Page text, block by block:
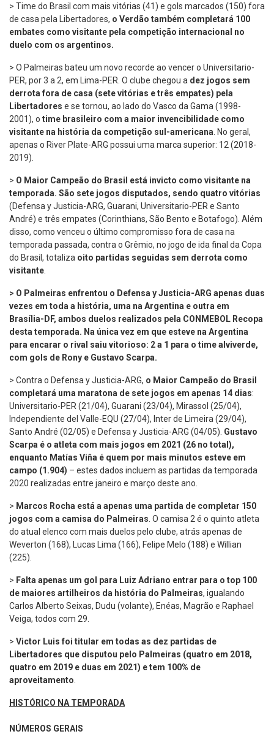
> Time do Brasil com mais vitórias (41) e gols marcados (150) fora
de casa pela Libertadores, o Verdão também completará 100
embates como visitante pela competição internacional no
duelo com os argentinos.
> O Palmeiras bateu um novo recorde ao vencer o Universitario-
PER, por 3 a 2, em Lima-PER. O clube chegou a dez jogos sem
derrota fora de casa (sete vitórias e três empates) pela
Libertadores e se tornou, ao lado do Vasco da Gama (1998-
2001), o time brasileiro com a maior invencibilidade como
visitante na história da competição sul-americana . No geral,
apenas o River Plate-ARG possui uma marca superior: 12 (2018-
2019).
> O Maior Campeão do Brasil está invicto como visitante na
temporada. São sete jogos disputados, sendo quatro vitórias
(Defensa y Justicia-ARG, Guarani, Universitario-PER e Santo
André) e três empates (Corinthians, São Bento e Botafogo). Além
disso, como venceu o último compromisso fora de casa na
temporada passada, contra o Grêmio, no jogo de ida final da Copa
do Brasil, totaliza oito partidas seguidas sem derrota como
visitante
> O Palmeiras enfrentou o Defensa y Justicia-ARG apenas duas
vezes em toda a história, uma na Argentina e outra em
Brasília-DF, ambos duelos realizados pela CONMEBOL Recopa
desta temporada. Na única vez em que esteve na Argentina
para encarar o rival saiu vitorioso: 2 a 1 para o time alviverde,
com gols de Rony e Gustavo Scarpa.
> Contra o Defensa y Justicia-ARG, o Maior Campeão do Brasil
completará uma maratona de sete jogos em apenas 14 dias:
Universitario-PER (21/04), Guarani (23/04), Mirassol (25/04),
Independiente del Valle-EQU (27/04), Inter de Limeira (29/04),
Santo André (02/05) e Defensa y Justicia-ARG (04/05). Gustavo
Scarpa é o atleta com mais jogos em 2021 (26 no total),
enquanto Matías Viña é quem por mais minutos esteve em
campo (1.904) – estes dados incluem as partidas da temporada
2020 realizadas entre janeiro e março deste ano.
> Marcos Rocha está a apenas uma partida de completar 150
jogos com a camisa do Palmeiras . O camisa 2 é o quinto atleta
do atual elenco com mais duelos pelo clube, atrás apenas de
Weverton (168), Lucas Lima (166), Felipe Melo (188) e Willian
(225).
> Falta apenas um gol para Luiz Adriano entrar para o top 100
de maiores artilheiros da história do Palmeiras, igualando
Carlos Alberto Seixas, Dudu (volante), Enéas, Magrão e Raphael
Veiga, todos com 29.
> Victor Luis foi titular em todas as dez partidas de
Libertadores que disputou pelo Palmeiras (quatro em 2018,
quatro em 2019 e duas em 2021) e tem 100% de
aproveitamento
HISTÓRICO NA TEMPORADA
NÚMEROS GERAIS